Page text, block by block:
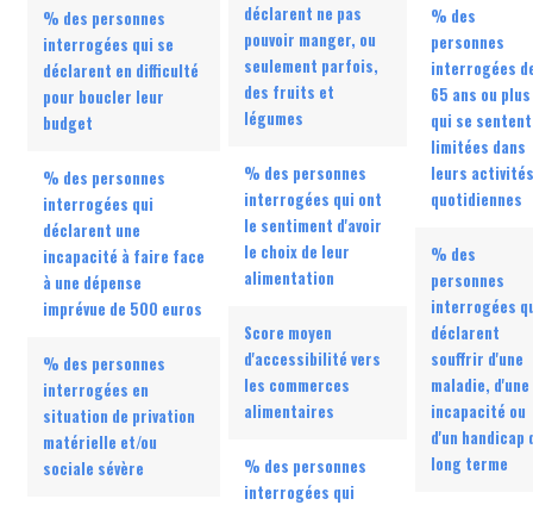
% des personnes
interrogées qui se
déclarent en difficulté
pour boucler leur
budget
% des personnes
interrogées qui
déclarent une
incapacité à faire face
à une dépense
imprévue de 500 euros
% des personnes
interrogées en
situation de privation
matérielle et/ou
sociale sévère
déclarent ne pas
pouvoir manger, ou
seulement parfois,
des fruits et
légumes
% des personnes
interrogées qui ont
le sentiment d'avoir
le choix de leur
alimentation
Score moyen
d'accessibilité vers
les commerces
alimentaires
% des personnes
interrogées qui
% des
personnes
interrogées
65 ans ou plus
qui se sentent
limitées dans
leurs activités
quotidiennes
% des
personnes
interrogées
déclarent
souffrir d'une
maladie, d'une
incapacité ou
d'un handicap
long terme